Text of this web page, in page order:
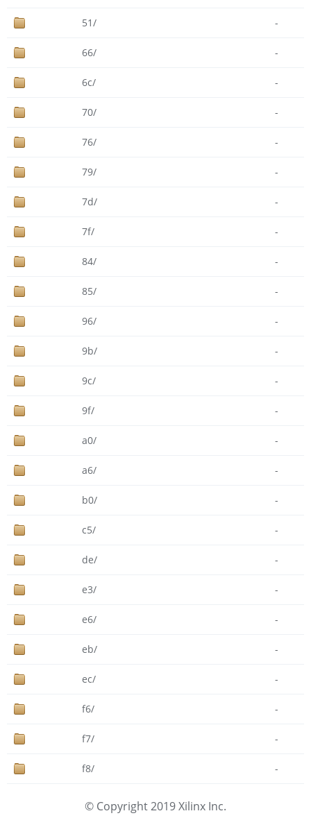
51/ -
66/ -
6c/ -
70/ -
76/ -
79/ -
7d/ -
7f/ -
84/ -
85/ -
96/ -
9b/ -
9c/ -
9f/ -
a0/ -
a6/ -
b0/ -
c5/ -
de/ -
e3/ -
e6/ -
eb/ -
ec/ -
f6/ -
f7/ -
f8/ -
© Copyright 2019 Xilinx Inc.